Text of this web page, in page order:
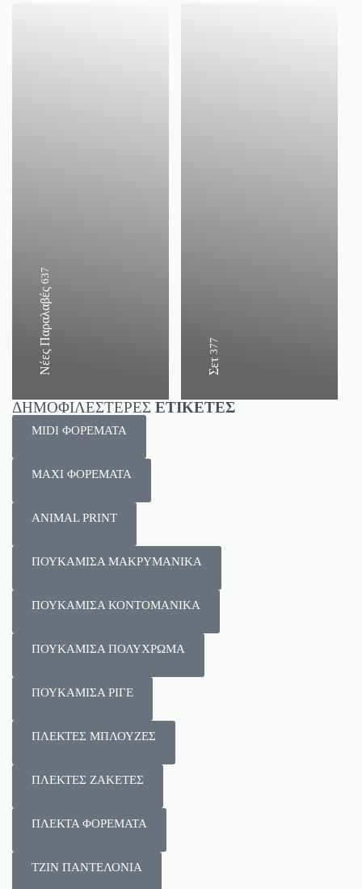
Νέες Παραλαβές
637
Σετ
377
ΔΗΜΟΦΙΛΕΣΤΕΡΕΣ ΕΤΙΚΕΤΕΣ
MIDI ΦΟΡΕΜΑΤΑ
MAXI ΦΟΡΕΜΑΤΑ
ANIMAL PRINT
ΠΟΥΚΑΜΙΣΑ ΜΑΚΡΥΜΑΝΙΚΑ
ΠΟΥΚΑΜΙΣΑ ΚΟΝΤΟΜΑΝΙΚΑ
ΠΟΥΚΑΜΙΣΑ ΠΟΛΥΧΡΩΜΑ
ΠΟΥΚΑΜΙΣΑ ΡΙΓΕ
ΠΛΕΚΤΕΣ ΜΠΛΟΥΖΕΣ
ΠΛΕΚΤΕΣ ΖΑΚΕΤΕΣ
ΠΛΕΚΤΑ ΦΟΡΕΜΑΤΑ
ΤΖΙΝ ΠΑΝΤΕΛΟΝΙΑ